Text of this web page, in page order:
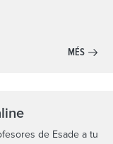
MÉS
de Esade a tu